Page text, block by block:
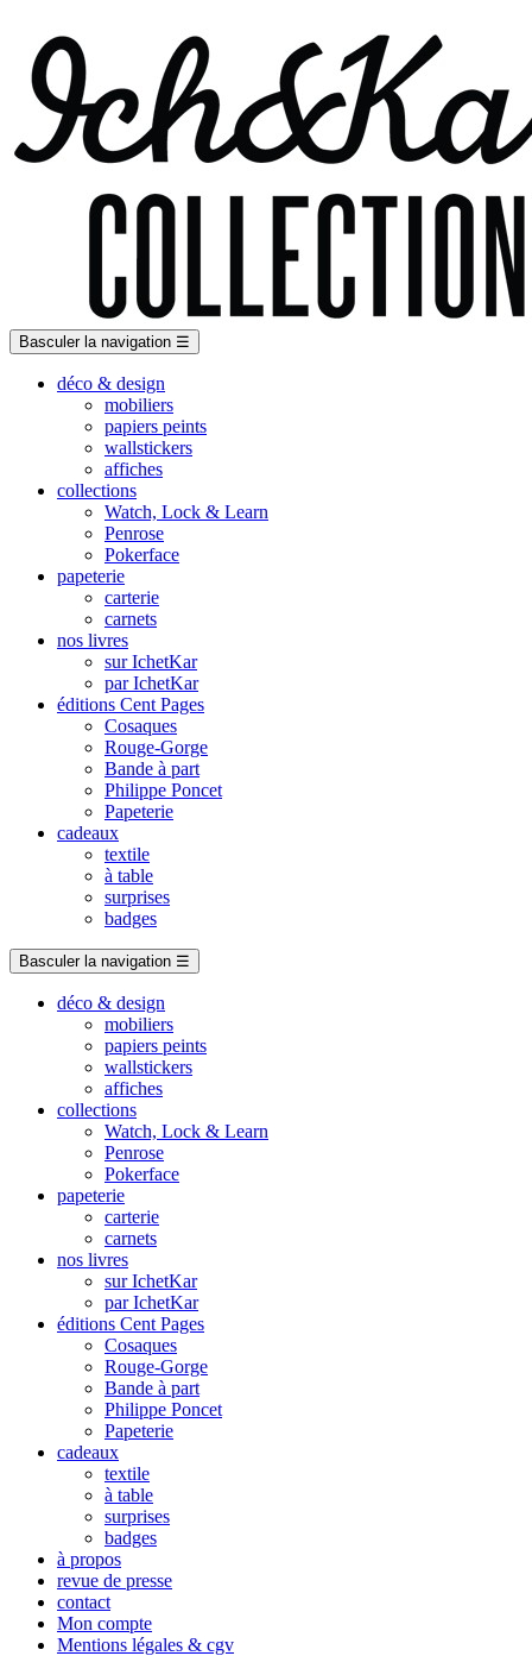
Basculer la navigation ☰
déco & design
mobiliers
papiers peints
wallstickers
affiches
collections
Watch, Lock & Learn
Penrose
Pokerface
papeterie
carterie
carnets
nos livres
sur IchetKar
par IchetKar
éditions Cent Pages
Cosaques
Rouge-Gorge
Bande à part
Philippe Poncet
Papeterie
cadeaux
textile
à table
surprises
badges
Basculer la navigation ☰
déco & design
mobiliers
papiers peints
wallstickers
affiches
collections
Watch, Lock & Learn
Penrose
Pokerface
papeterie
carterie
carnets
nos livres
sur IchetKar
par IchetKar
éditions Cent Pages
Cosaques
Rouge-Gorge
Bande à part
Philippe Poncet
Papeterie
cadeaux
textile
à table
surprises
badges
à propos
revue de presse
contact
Mon compte
Mentions légales & cgv